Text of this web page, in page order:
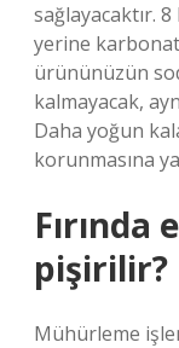
sağlayacaktır.
yerine
ürününüzün
kalmayacak,
Daha yoğun
korunmasına
Fırında
pişirilir?
Mühürleme